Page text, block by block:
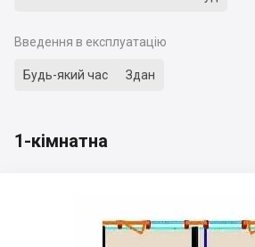
Введення в експлуатацію
Будь-який час Здан
1-кімнатна